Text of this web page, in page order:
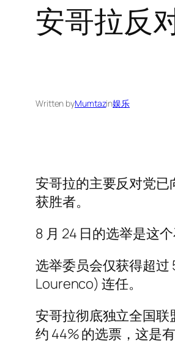
安哥拉反
Written byMumtazin娱乐
安哥拉的主要反对党
获胜者。
8 月 24 日的选举是这
选举委员会仅获得超过
Lourenco) 连任。
安哥拉彻底独立全国
约 44% 的选票，这是